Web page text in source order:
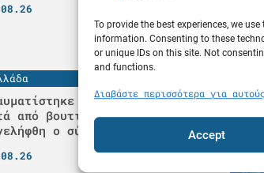
To provide the best experiences, we
information. Consenting to these
or unique IDs on this site. Not
and functions.
Διαβάστε περισσότερα για
Accept
σοβαρά 31χρονη
από βουτιά στην Κυλλήνη -
ο σύζυγός της